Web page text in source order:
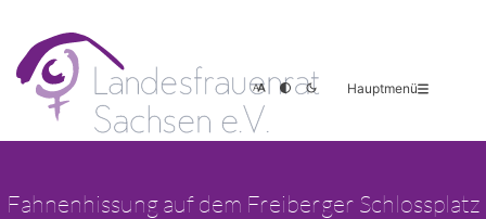
Hauptmenü
Fahnenhissung auf dem Freiberger Schlossplatz